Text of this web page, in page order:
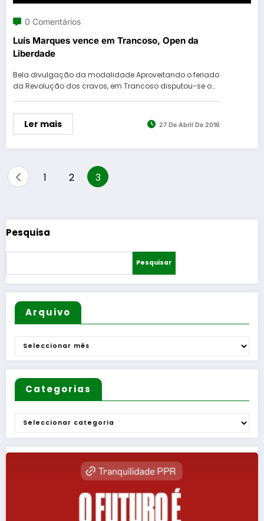
0 Comentários
Luís Marques vence em Trancoso, Open da
Liberdade
Bela divulgação da modalidade Aproveitando o feriado
da Revolução dos cravos, em Trancoso disputou-se o…
Ler mais 27 De Abril De 2016
Paginação
1 2 3
Pesquisa
Pesquisar
Arquivo
Arquivo
Categorias
Categorias